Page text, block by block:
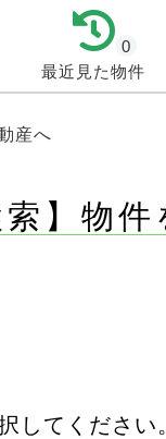
最近見た物件
0
産へ
索】物
してください